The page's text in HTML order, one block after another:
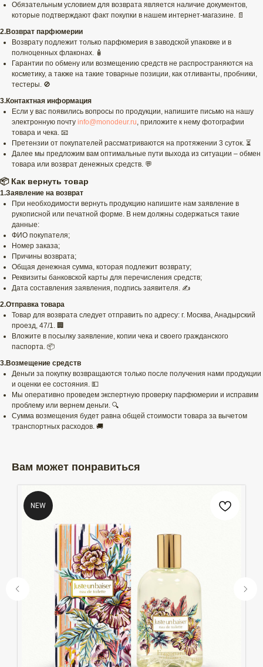
Обязательным условием для возврата является наличие документов,
которые подтверждают факт покупки в нашем интернет-магазине. 📄
2.Возврат парфюмерии
Возврату подлежит только парфюмерия в заводской упаковке и в
полноценных флаконах. 🧴
Гарантии по обмену или возмещению средств не распространяются на
косметику, а также на такие товарные позиции, как отливанты, пробники,
тестеры. 🚫
3.Контактная информация
Если у вас появились вопросы по продукции, напишите письмо на нашу
электронную почту info@monodeur.ru, приложите к нему фотографии
товара и чека. 📧
Претензии от покупателей рассматриваются на протяжении 3 суток. ⏳
Далее мы предложим вам оптимальные пути выхода из ситуации – обмен
товара или возврат денежных средств. 💬
📦 Как вернуть товар
1.Заявление на возврат
При необходимости вернуть продукцию напишите нам заявление в
рукописной или печатной форме. В нем должны содержаться такие
данные:
ФИО покупателя;
Номер заказа;
Причины возврата;
Общая денежная сумма, которая подлежит возврату;
Реквизиты банковской карты для перечисления средств;
Дата составления заявления, подпись заявителя. ✍️
2.Отправка товара
Товар для возврата следует отправить по адресу: г. Москва, Анадырский
проезд, 47/1. 🏢
Вложите в посылку заявление, копии чека и своего гражданского
паспорта. 📦
3.Возмещение средств
Деньги за покупку возвращаются только после получения нами продукции
и оценки ее состояния. 💵
Мы оперативно проведем экспертную проверку парфюмерии и исправим
проблему или вернем деньги. 🔍
Сумма возмещения будет равна общей стоимости товара за вычетом
транспортных расходов. 🚚
Вам может понравиться
NEW